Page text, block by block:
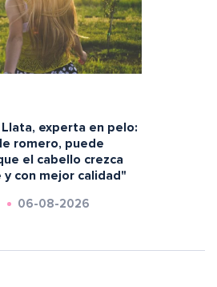
experta en pelo:
romero, puede
el cabello crezca
con mejor calidad"
06-08-2026